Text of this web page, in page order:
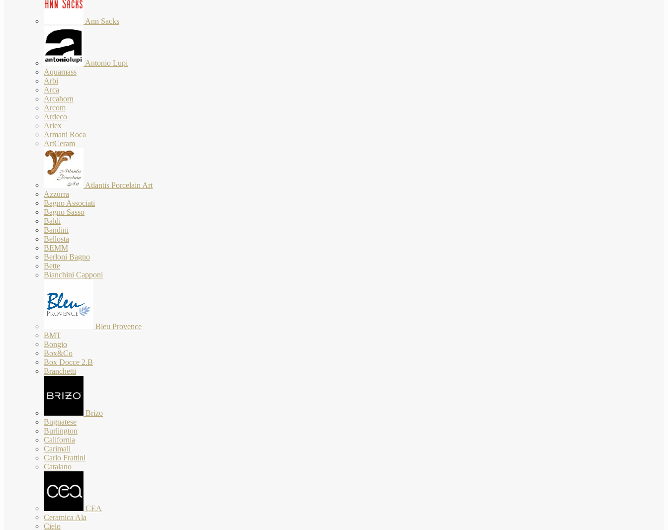
Ann Sacks
Antonio Lupi
Aquamass
Arbi
Arca
Arcahorn
Arcom
Ardeco
Arlex
Armani Roca
ArtCeram
Atlantis Porcelain Art
Azzurra
Bagno Associati
Bagno Sasso
Baldi
Bandini
Bellosta
BEMM
Berloni Bagno
Bette
Bianchini Capponi
Bleu Provence
BMT
Bongio
Box&Co
Box Docce 2.B
Branchetti
Brizo
Bugnatese
Burlington
California
Carimali
Carlo Frattini
Catalano
CEA
Ceramica Ala
Cielo